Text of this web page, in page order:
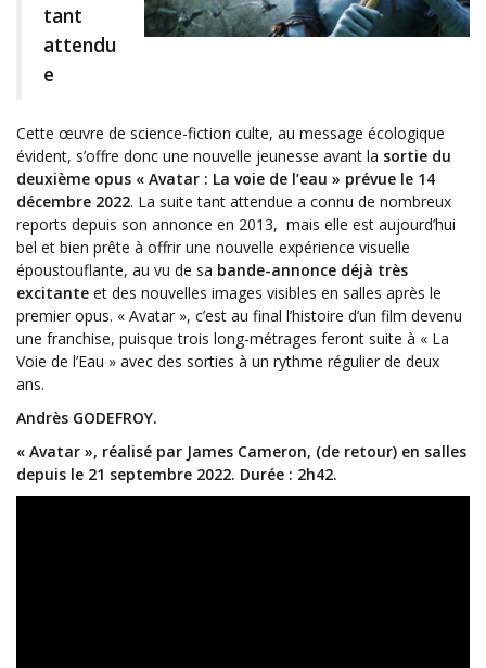
tant
attendu
e
Cette œuvre de science-fiction culte, au message écologique
évident, s’offre donc une nouvelle jeunesse avant la sortie du
deuxième opus « Avatar : La voie de l’eau » prévue le 14
décembre 2022. La suite tant attendue a connu de nombreux
reports depuis son annonce en 2013, mais elle est aujourd’hui
bel et bien prête à offrir une nouvelle expérience visuelle
époustouflante, au vu de sa bande-annonce déjà très
excitante et des nouvelles images visibles en salles après le
premier opus. « Avatar », c’est au final l’histoire d’un film devenu
une franchise, puisque trois long-métrages feront suite à « La
Voie de l’Eau » avec des sorties à un rythme régulier de deux
ans.
Andrès GODEFROY.
« Avatar », réalisé par James Cameron, (de retour) en salles
depuis le 21 septembre 2022. Durée : 2h42.